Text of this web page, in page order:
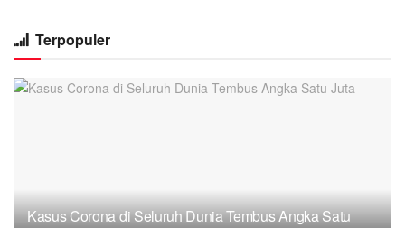
Terpopuler
Kasus Corona di Seluruh Dunia Tembus Angka Satu